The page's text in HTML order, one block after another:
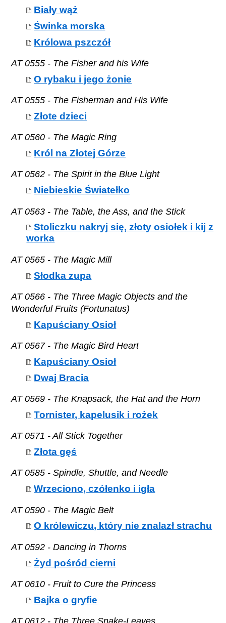
Biały wąż
Świnka morska
Królowa pszczół
AT 0555 - The Fisher and his Wife
O rybaku i jego żonie
AT 0555 - The Fisherman and His Wife
Złote dzieci
AT 0560 - The Magic Ring
Król na Złotej Górze
AT 0562 - The Spirit in the Blue Light
Niebieskie Światełko
AT 0563 - The Table, the Ass, and the Stick
Stoliczku nakryj się, złoty osiołek i kij z
worka
AT 0565 - The Magic Mill
Słodka zupa
AT 0566 - The Three Magic Objects and the
Wonderful Fruits (Fortunatus)
Kapuściany Osioł
AT 0567 - The Magic Bird Heart
Kapuściany Osioł
Dwaj Bracia
AT 0569 - The Knapsack, the Hat and the Horn
Tornister, kapelusik i rożek
AT 0571 - All Stick Together
Złota gęś
AT 0585 - Spindle, Shuttle, and Needle
Wrzeciono, czółenko i igła
AT 0590 - The Magic Belt
O królewiczu, który nie znalazł strachu
AT 0592 - Dancing in Thorns
Żyd pośród cierni
AT 0610 - Fruit to Cure the Princess
Bajka o gryfie